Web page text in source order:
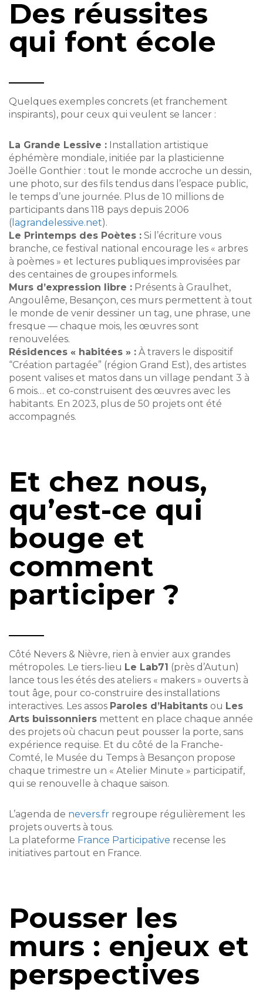
Des réussites
qui font école
Quelques exemples concrets (et franchement
inspirants), pour ceux qui veulent se lancer :
La Grande Lessive : Installation artistique
éphémère mondiale, initiée par la plasticienne
Joëlle Gonthier : tout le monde accroche un dessin,
une photo, sur des fils tendus dans l’espace public,
le temps d’une journée. Plus de 10 millions de
participants dans 118 pays depuis 2006
( lagrandelessive.net).
Le Printemps des Poètes : Si l’écriture vous
branche, ce festival national encourage les « arbres
à poèmes » et lectures publiques improvisées par
des centaines de groupes informels.
Murs d’expression libre : Présents à Graulhet,
Angoulême, Besançon, ces murs permettent à tout
le monde de venir dessiner un tag, une phrase, une
fresque — chaque mois, les œuvres sont
renouvelées.
Résidences « habitées » : À travers le dispositif
“Création partagée” (région Grand Est), des artistes
posent valises et matos dans un village pendant 3 à
6 mois… et co-construisent des œuvres avec les
habitants. En 2023, plus de 50 projets ont été
accompagnés.
Et chez nous,
qu’est-ce qui
bouge et
comment
participer ?
Côté Nevers & Nièvre, rien à envier aux grandes
métropoles. Le tiers-lieu Le Lab71 (près d’Autun)
lance tous les étés des ateliers « makers » ouverts à
tout âge, pour co-construire des installations
interactives. Les assos Paroles d’Habitants ou Les
Arts buissonniers mettent en place chaque année
des projets où chacun peut pousser la porte, sans
expérience requise. Et du côté de la Franche-
Comté, le Musée du Temps à Besançon propose
chaque trimestre un « Atelier Minute » participatif,
qui se renouvelle à chaque saison.
L’agenda de nevers.fr regroupe régulièrement les
projets ouverts à tous.
La plateforme France Participative recense les
initiatives partout en France.
Pousser les
murs : enjeux et
perspectives